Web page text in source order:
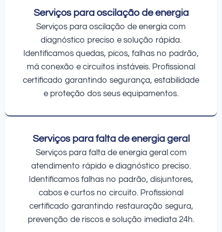
Serviços para oscilação de energia
Serviços para oscilação de energia com
diagnóstico preciso e solução rápida.
Identificamos quedas, picos, falhas no padrão,
má conexão e circuitos instáveis. Profissional
certificado garantindo segurança, estabilidade
e proteção dos seus equipamentos.
Serviços para falta de energia geral
Serviços para falta de energia geral com
atendimento rápido e diagnóstico preciso.
Identificamos falhas no padrão, disjuntores,
cabos e curtos no circuito. Profissional
certificado garantindo restauração segura,
prevenção de riscos e solução imediata 24h.